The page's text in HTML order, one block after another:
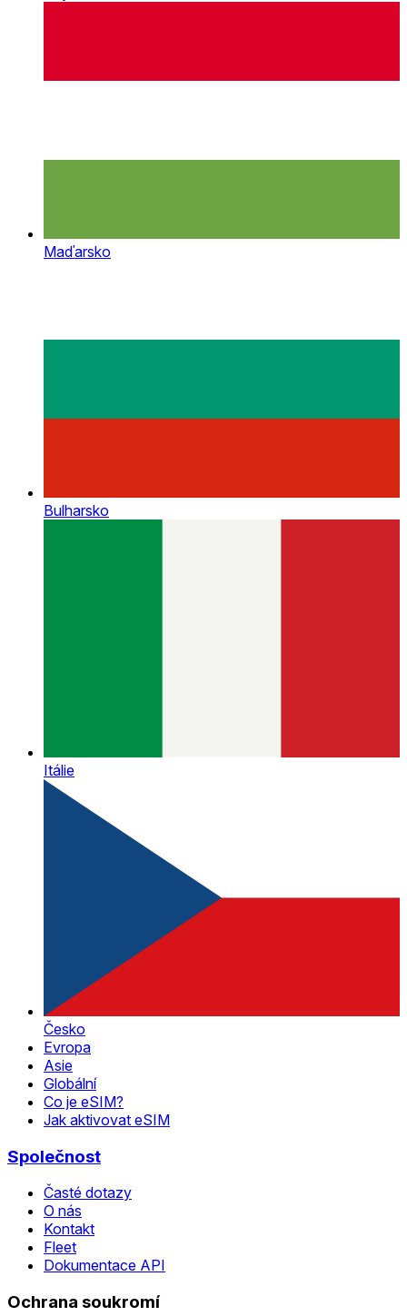
Maďarsko
Bulharsko
Itálie
Česko
Evropa
Asie
Globální
Co je eSIM?
Jak aktivovat eSIM
Společnost
Časté dotazy
O nás
Kontakt
Fleet
Dokumentace API
Ochrana soukromí